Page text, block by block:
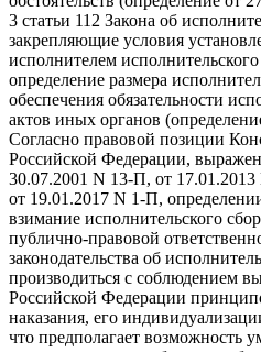
3 статьи 112 Закона об
закрепляющие условия
исполнителем
определение размера
обеспечения обязательности
актов иных органов
Согласно правовой позиции
Российской Федерации,
30.07.2001 N 13-П, от
от 19.01.2017 N 1-П,
взимание исполнительского
публично-правовой
законодательства об
производиться с соблюдением
Российской Федерации
наказания, его
что предполагает возможность